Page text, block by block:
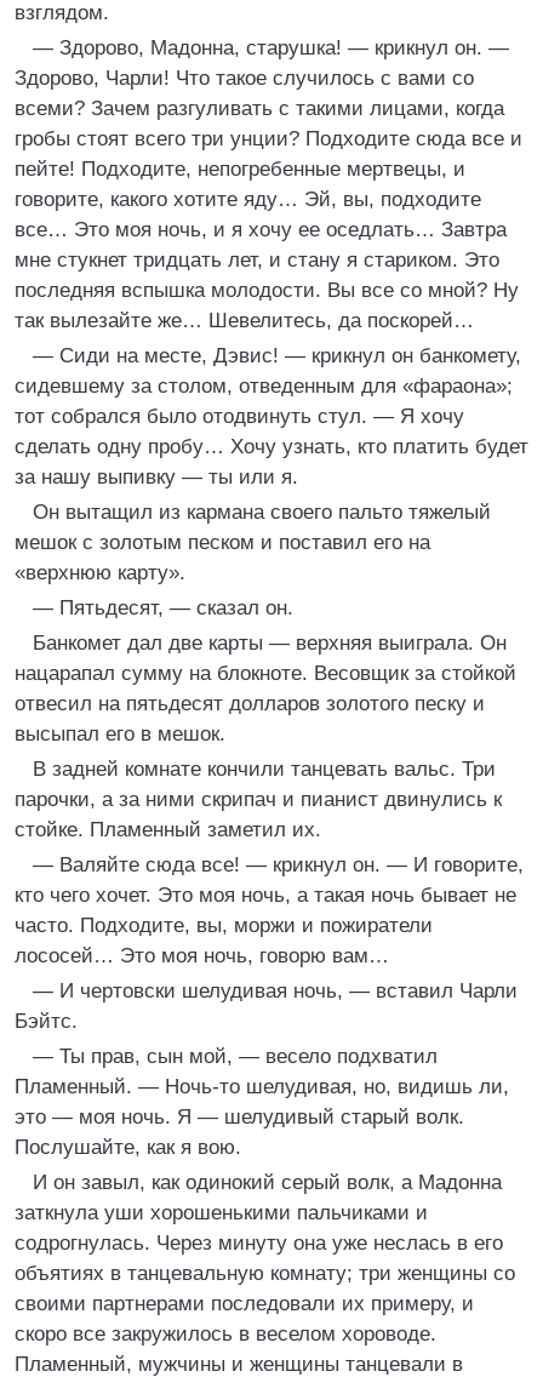
взглядом.
— Здорово, Мадонна, старушка! — крикнул он. —
Здорово, Чарли! Что такое случилось с вами со
всеми? Зачем разгуливать с такими лицами, когда
гробы стоят всего три унции? Подходите сюда все и
пейте! Подходите, непогребенные мертвецы, и
говорите, какого хотите яду… Эй, вы, подходите
все… Это моя ночь, и я хочу ее оседлать… Завтра
мне стукнет тридцать лет, и стану я стариком. Это
последняя вспышка молодости. Вы все со мной? Ну
так вылезайте же… Шевелитесь, да поскорей…
— Сиди на месте, Дэвис! — крикнул он банкомету,
сидевшему за столом, отведенным для «фараона»;
тот собрался было отодвинуть стул. — Я хочу
сделать одну пробу… Хочу узнать, кто платить будет
за нашу выпивку — ты или я.
Он вытащил из кармана своего пальто тяжелый
мешок с золотым песком и поставил его на
«верхнюю карту».
— Пятьдесят, — сказал он.
Банкомет дал две карты — верхняя выиграла. Он
нацарапал сумму на блокноте. Весовщик за стойкой
отвесил на пятьдесят долларов золотого песку и
высыпал его в мешок.
В задней комнате кончили танцевать вальс. Три
парочки, а за ними скрипач и пианист двинулись к
стойке. Пламенный заметил их.
— Валяйте сюда все! — крикнул он. — И говорите,
кто чего хочет. Это моя ночь, а такая ночь бывает не
часто. Подходите, вы, моржи и пожиратели
лососей… Это моя ночь, говорю вам…
— И чертовски шелудивая ночь, — вставил Чарли
Бэйтс.
— Ты прав, сын мой, — весело подхватил
Пламенный. — Ночь-то шелудивая, но, видишь ли,
это — моя ночь. Я — шелудивый старый волк.
Послушайте, как я вою.
И он завыл, как одинокий серый волк, а Мадонна
заткнула уши хорошенькими пальчиками и
содрогнулась. Через минуту она уже неслась в его
объятиях в танцевальную комнату; три женщины со
своими партнерами последовали их примеру, и
скоро все закружилось в веселом хороводе.
Пламенный, мужчины и женщины танцевали в